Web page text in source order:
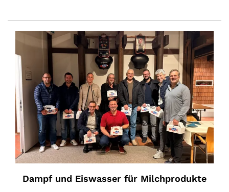
Dampf und Eiswasser für Milchprodukte